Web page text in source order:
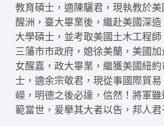
教育碩士，適陳驪君，現執教於
醒洲，臺大畢業後，繼赴美國深
大學碩士，並考取美國土木工程
三藩市市政府，媳徐美蘭，美國
女醒嘉，政大畢業，繼獲美國紐
士，適余宗敬君，現從事國際貿
嶸，明德之後必達，信然！將軍
範當世，爰擧其大者以告，邦人君